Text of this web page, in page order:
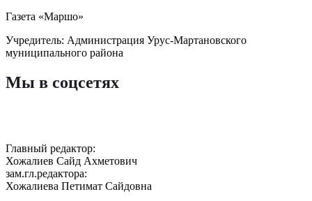
Газета «Маршо»
Учредитель: Администрация Урус-Мартановского
муниципального района
Мы в соцсетях
Главный редактор:
Хожалиев Сайд Ахметович
зам.гл.редактора:
Хожалиева Петимат Сайдовна